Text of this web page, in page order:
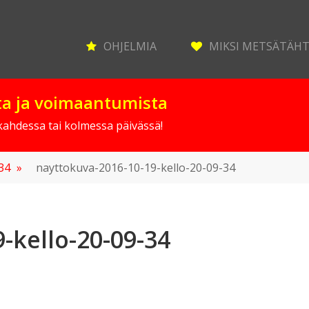
OHJELMIA MIKSI
ja voimaantumista
tai kolmessa päivässä!
» nayttokuva-2016-10-19-kello-20-09-34
kello-20-09-34